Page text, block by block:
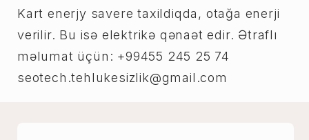
Kart enerjy savere taxildiqda, otağa enerji
verilir. Bu isə elektrikə qənaət edir. Ətraflı
məlumat üçün: +99455 245 25 74
seotech.tehlukesizlik@gmail.com